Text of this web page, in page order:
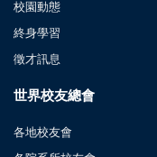
校園動態
終身學習
徵才訊息
世界校友總會
各地校友會